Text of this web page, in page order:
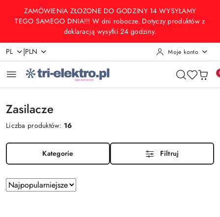
Przejdź do treści głównej
Przejdź do wyszukiwarki
Przejdź do moje konto
Przejdź do menu głównego
Przejdź do stopki
ZAMÓWIENIA ZŁOZONE DO GODZINY 14 WYSYŁAMY
TEGO SAMEGO DNIA!!! W dni robocze. Dotyczy produktów z
deklaracją wysyłki 24 godziny.
PL |PLN Moje konto
Zasilacze
Liczba produktów: 16
Kategorie Filtruj
Zastosowano
sortowanie:
Sortuj
według